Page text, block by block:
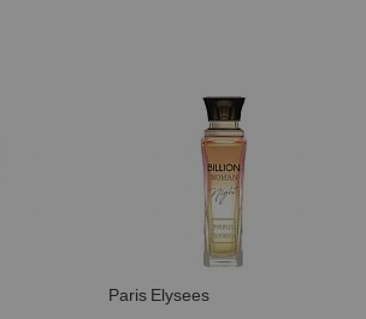
Paris Elysees